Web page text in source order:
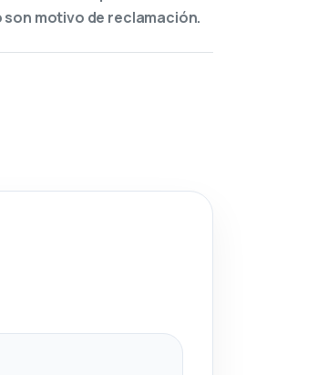
motivo de reclamación.